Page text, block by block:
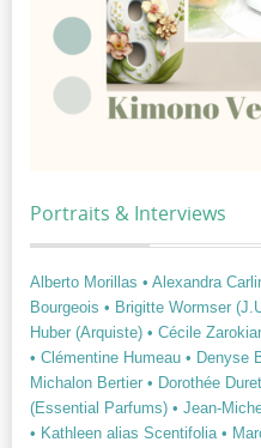
Portraits & Interviews
Alberto Morillas • Alexandra
Bourgeois • Brigitte Wormser
Huber (Arquiste) • Cécile
• Clémentine Humeau • Denyse
Michalon Bertier • Dorothée Duret
(Essential Parfums) • Jean-
• Kathleen alias Scentifolia •